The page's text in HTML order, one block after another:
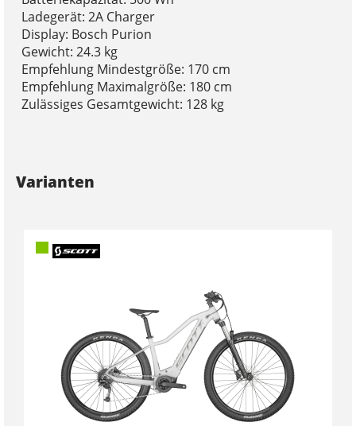
Ladegerät: 2A Charger
Display: Bosch Purion
Gewicht: 24.3 kg
Empfehlung Mindestgröße: 170 cm
Empfehlung Maximalgröße: 180 cm
Zulässiges Gesamtgewicht: 128 kg
Varianten